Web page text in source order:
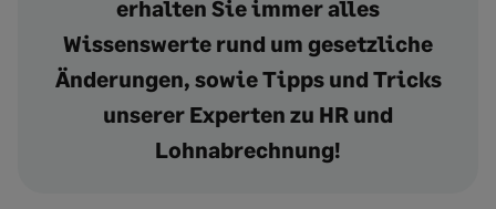
erhalten Sie immer alles
Wissenswerte rund um gesetzliche
Änderungen, sowie Tipps und Tricks
unserer Experten zu HR und
Lohnabrechnung!